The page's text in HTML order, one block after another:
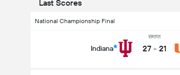
Last Scores
National Championship Final
Indiana
समाप्त
27 - 21